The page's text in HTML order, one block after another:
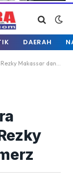
DAERAH
Makassar dan Unimerz